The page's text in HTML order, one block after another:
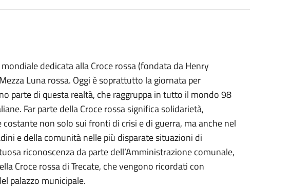
dedicata alla Croce rossa (fondata da Henry
Luna rossa. Oggi è soprattutto la giornata per
parte di questa realtà, che raggruppa in tutto il mondo 98
Far parte della Croce rossa significa solidarietà,
non solo sui fronti di crisi e di guerra, ma anche nel
e della comunità nelle più disparate situazioni di
riconoscenza da parte dell’Amministrazione comunale,
Croce rossa di Trecate, che vengono ricordati con
palazzo municipale.